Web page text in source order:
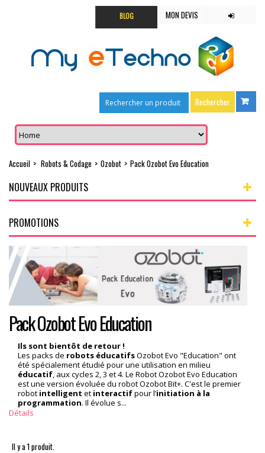
MON DEVIS
BLOG
Accueil > Robots & Codage > Ozobot > Pack Ozobot Evo Education
NOUVEAUX PRODUITS
PROMOTIONS
Pack Ozobot Evo Education
Ils sont bientôt de retour !
Les packs de robots éducatifsOzobot Evo "Education" ont
été spécialement étudié pour une utilisation en milieu
éducatif , aux cycles 2, 3 et 4. Le Robot Ozobot Evo Education
est une version évoluée du robot Ozobot Bit+. C'est le premier
robot intelligent et interactifpour l’initiation à la
programmation. Il évolue s...
Détails
Il y a 1 produit.